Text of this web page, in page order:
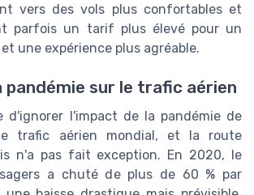
vers des vols plus confortables et
parfois un tarif plus élevé pour un
une expérience plus agréable.
pandémie sur le trafic aérien
d'ignorer l'impact de la pandémie de
le trafic aérien mondial, et la route
n'a pas fait exception. En 2020, le
a chuté de plus de 60 % par